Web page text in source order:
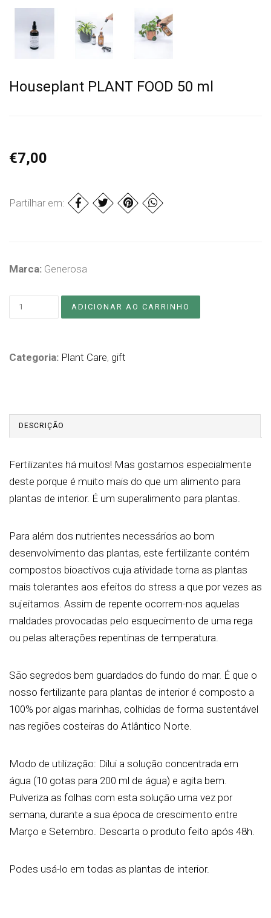
Houseplant PLANT FOOD 50 ml
€7,00
Partilhar em:
Marca: Generosa
Categoria: Plant Care, gift
DESCRIÇÃO
Fertilizantes há muitos! Mas gostamos especialmente
deste porque é muito mais do que um alimento para
plantas de interior. É um superalimento para plantas.
Para além dos nutrientes necessários ao bom
desenvolvimento das plantas, este fertilizante contém
compostos bioactivos cuja atividade torna as plantas
mais tolerantes aos efeitos do stress a que por vezes as
sujeitamos. Assim de repente ocorrem-nos aquelas
maldades provocadas pelo esquecimento de uma rega
ou pelas alterações repentinas de temperatura.
São segredos bem guardados do fundo do mar. É que o
nosso fertilizante para plantas de interior é composto a
100% por algas marinhas, colhidas de forma sustentável
nas regiões costeiras do Atlântico Norte.
Modo de utilização: Dilui a solução concentrada em
água (10 gotas para 200 ml de água) e agita bem.
Pulveriza as folhas com esta solução uma vez por
semana, durante a sua época de crescimento entre
Março e Setembro. Descarta o produto feito após 48h.
Podes usá-lo em todas as plantas de interior.